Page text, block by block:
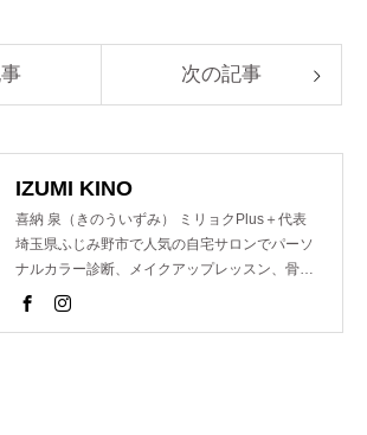
次の記事
IZUMI KINO
喜納 泉（きのういずみ） ミリョクPlus＋代表
埼玉県ふじみ野市で人気の自宅サロンでパーソ
ナルカラー診断、メイクアップレッスン、骨格
診断、顔診断、ショッピング同行のメニューを